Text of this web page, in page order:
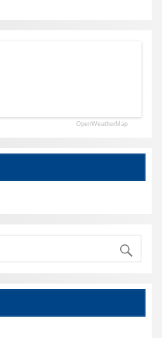
OpenWeatherMap